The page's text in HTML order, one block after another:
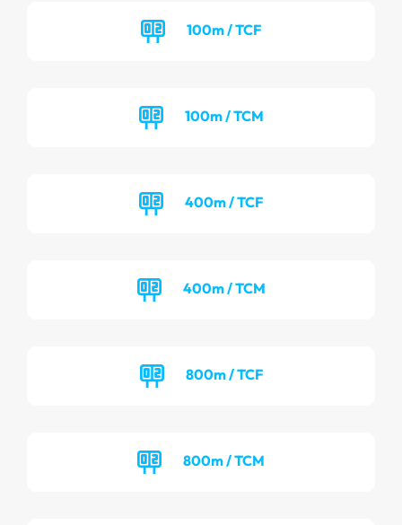
100m / TCF
100m / TCM
400m / TCF
400m / TCM
800m / TCF
800m / TCM